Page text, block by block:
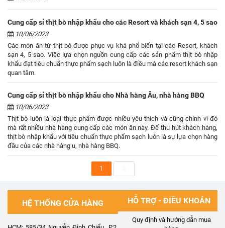
Cung cấp sỉ thịt bò nhập khẩu cho các Resort và khách sạn 4, 5 sao
10/06/2023
Các món ăn từ thịt bò được phục vụ khá phổ biến tại các Resort, khách
sạn 4, 5 sao. Việc lựa chọn nguồn cung cấp các sản phẩm thịt bò nhập
khẩu đạt tiêu chuẩn thực phẩm sạch luôn là điều mà các resort khách sạn
quan tâm.
Cung cấp sỉ thịt bò nhập khẩu cho Nhà hàng Âu, nhà hàng BBQ
10/06/2023
Thịt bò luôn là loại thực phẩm được nhiều yêu thích và cũng chính vì đó
mà rất nhiều nhà hàng cung cấp các món ăn này. Để thu hút khách hàng,
thịt bò nhập khẩu với tiêu chuẩn thực phẩm sạch luôn là sự lựa chọn hàng
đầu của các nhà hàng u, nhà hàng BBQ.
1
HỆ THỐNG CỬA HÀNG HỖ TRỢ - ĐIỀU KHOẢN
Quy định và hướng dẫn mua